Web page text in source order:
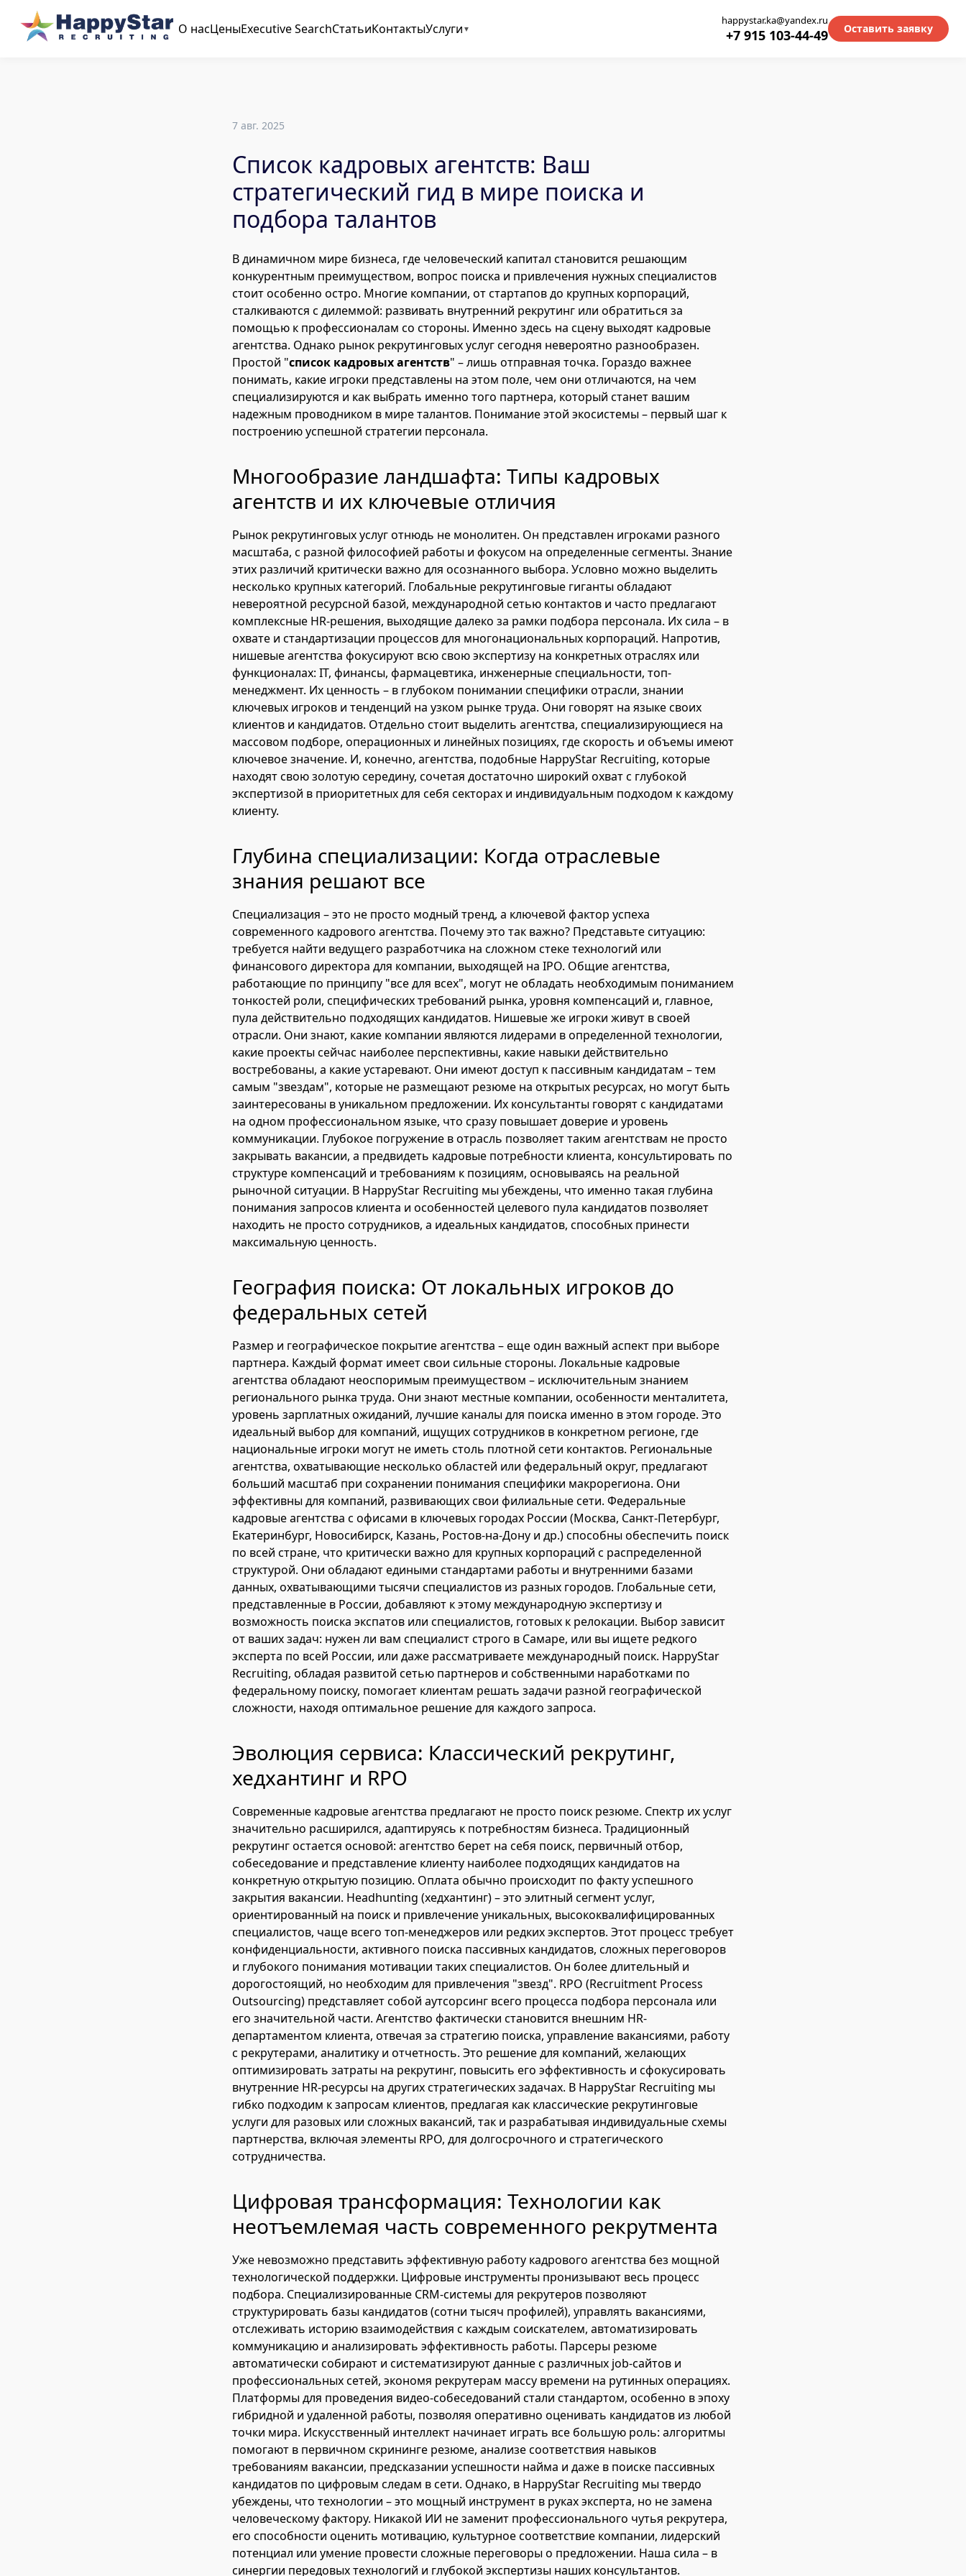
7 авг. 2025
Список кадровых агентств: Ваш
стратегический гид в мире поиска и
подбора талантов
В динамичном мире бизнеса, где человеческий капитал становится решающим
конкурентным преимуществом, вопрос поиска и привлечения нужных специалистов
стоит особенно остро. Многие компании, от стартапов до крупных корпораций,
сталкиваются с дилеммой: развивать внутренний рекрутинг или обратиться за
помощью к профессионалам со стороны. Именно здесь на сцену выходят кадровые
агентства. Однако рынок рекрутинговых услуг сегодня невероятно разнообразен.
Простой "список кадровых агентств" – лишь отправная точка. Гораздо важнее
понимать, какие игроки представлены на этом поле, чем они отличаются, на чем
специализируются и как выбрать именно того партнера, который станет вашим
надежным проводником в мире талантов. Понимание этой экосистемы – первый шаг к
построению успешной стратегии персонала.
Многообразие ландшафта: Типы кадровых
агентств и их ключевые отличия
Рынок рекрутинговых услуг отнюдь не монолитен. Он представлен игроками разного
масштаба, с разной философией работы и фокусом на определенные сегменты. Знание
этих различий критически важно для осознанного выбора. Условно можно выделить
несколько крупных категорий. Глобальные рекрутинговые гиганты обладают
невероятной ресурсной базой, международной сетью контактов и часто предлагают
комплексные HR-решения, выходящие далеко за рамки подбора персонала. Их сила – в
охвате и стандартизации процессов для многонациональных корпораций. Напротив,
нишевые агентства фокусируют всю свою экспертизу на конкретных отраслях или
функционалах: IT, финансы, фармацевтика, инженерные специальности, топ-
менеджмент. Их ценность – в глубоком понимании специфики отрасли, знании
ключевых игроков и тенденций на узком рынке труда. Они говорят на языке своих
клиентов и кандидатов. Отдельно стоит выделить агентства, специализирующиеся на
массовом подборе, операционных и линейных позициях, где скорость и объемы имеют
ключевое значение. И, конечно, агентства, подобные HappyStar Recruiting, которые
находят свою золотую середину, сочетая достаточно широкий охват с глубокой
экспертизой в приоритетных для себя секторах и индивидуальным подходом к каждому
клиенту.
Глубина специализации: Когда отраслевые
знания решают все
Специализация – это не просто модный тренд, а ключевой фактор успеха
современного кадрового агентства. Почему это так важно? Представьте ситуацию:
требуется найти ведущего разработчика на сложном стеке технологий или
финансового директора для компании, выходящей на IPO. Общие агентства,
работающие по принципу "все для всех", могут не обладать необходимым пониманием
тонкостей роли, специфических требований рынка, уровня компенсаций и, главное,
пула действительно подходящих кандидатов. Нишевые же игроки живут в своей
отрасли. Они знают, какие компании являются лидерами в определенной технологии,
какие проекты сейчас наиболее перспективны, какие навыки действительно
востребованы, а какие устаревают. Они имеют доступ к пассивным кандидатам – тем
самым "звездам", которые не размещают резюме на открытых ресурсах, но могут быть
заинтересованы в уникальном предложении. Их консультанты говорят с кандидатами
на одном профессиональном языке, что сразу повышает доверие и уровень
коммуникации. Глубокое погружение в отрасль позволяет таким агентствам не просто
закрывать вакансии, а предвидеть кадровые потребности клиента, консультировать по
структуре компенсаций и требованиям к позициям, основываясь на реальной
рыночной ситуации. В HappyStar Recruiting мы убеждены, что именно такая глубина
понимания запросов клиента и особенностей целевого пула кандидатов позволяет
находить не просто сотрудников, а идеальных кандидатов, способных принести
максимальную ценность.
География поиска: От локальных игроков до
федеральных сетей
Размер и географическое покрытие агентства – еще один важный аспект при выборе
партнера. Каждый формат имеет свои сильные стороны. Локальные кадровые
агентства обладают неоспоримым преимуществом – исключительным знанием
регионального рынка труда. Они знают местные компании, особенности менталитета,
уровень зарплатных ожиданий, лучшие каналы для поиска именно в этом городе. Это
идеальный выбор для компаний, ищущих сотрудников в конкретном регионе, где
национальные игроки могут не иметь столь плотной сети контактов. Региональные
агентства, охватывающие несколько областей или федеральный округ, предлагают
больший масштаб при сохранении понимания специфики макрорегиона. Они
эффективны для компаний, развивающих свои филиальные сети. Федеральные
кадровые агентства с офисами в ключевых городах России (Москва, Санкт-Петербург,
Екатеринбург, Новосибирск, Казань, Ростов-на-Дону и др.) способны обеспечить поиск
по всей стране, что критически важно для крупных корпораций с распределенной
структурой. Они обладают едиными стандартами работы и внутренними базами
данных, охватывающими тысячи специалистов из разных городов. Глобальные сети,
представленные в России, добавляют к этому международную экспертизу и
возможность поиска экспатов или специалистов, готовых к релокации. Выбор зависит
от ваших задач: нужен ли вам специалист строго в Самаре, или вы ищете редкого
эксперта по всей России, или даже рассматриваете международный поиск. HappyStar
Recruiting, обладая развитой сетью партнеров и собственными наработками по
федеральному поиску, помогает клиентам решать задачи разной географической
сложности, находя оптимальное решение для каждого запроса.
Эволюция сервиса: Классический рекрутинг,
хедхантинг и RPO
Современные кадровые агентства предлагают не просто поиск резюме. Спектр их услуг
значительно расширился, адаптируясь к потребностям бизнеса. Традиционный
рекрутинг остается основой: агентство берет на себя поиск, первичный отбор,
собеседование и представление клиенту наиболее подходящих кандидатов на
конкретную открытую позицию. Оплата обычно происходит по факту успешного
закрытия вакансии. Headhunting (хедхантинг) – это элитный сегмент услуг,
ориентированный на поиск и привлечение уникальных, высококвалифицированных
специалистов, чаще всего топ-менеджеров или редких экспертов. Этот процесс требует
конфиденциальности, активного поиска пассивных кандидатов, сложных переговоров
и глубокого понимания мотивации таких специалистов. Он более длительный и
дорогостоящий, но необходим для привлечения "звезд". RPO (Recruitment Process
Outsourcing) представляет собой аутсорсинг всего процесса подбора персонала или
его значительной части. Агентство фактически становится внешним HR-
департаментом клиента, отвечая за стратегию поиска, управление вакансиями, работу
с рекрутерами, аналитику и отчетность. Это решение для компаний, желающих
оптимизировать затраты на рекрутинг, повысить его эффективность и сфокусировать
внутренние HR-ресурсы на других стратегических задачах. В HappyStar Recruiting мы
гибко подходим к запросам клиентов, предлагая как классические рекрутинговые
услуги для разовых или сложных вакансий, так и разрабатывая индивидуальные схемы
партнерства, включая элементы RPO, для долгосрочного и стратегического
сотрудничества.
Цифровая трансформация: Технологии как
неотъемлемая часть современного рекрутмента
Уже невозможно представить эффективную работу кадрового агентства без мощной
технологической поддержки. Цифровые инструменты пронизывают весь процесс
подбора. Специализированные CRM-системы для рекрутеров позволяют
структурировать базы кандидатов (сотни тысяч профилей), управлять вакансиями,
отслеживать историю взаимодействия с каждым соискателем, автоматизировать
коммуникацию и анализировать эффективность работы. Парсеры резюме
автоматически собирают и систематизируют данные с различных job-сайтов и
профессиональных сетей, экономя рекрутерам массу времени на рутинных операциях.
Платформы для проведения видео-собеседований стали стандартом, особенно в эпоху
гибридной и удаленной работы, позволяя оперативно оценивать кандидатов из любой
точки мира. Искусственный интеллект начинает играть все большую роль: алгоритмы
помогают в первичном скрининге резюме, анализе соответствия навыков
требованиям вакансии, предсказании успешности найма и даже в поиске пассивных
кандидатов по цифровым следам в сети. Однако, в HappyStar Recruiting мы твердо
убеждены, что технологии – это мощный инструмент в руках эксперта, но не замена
человеческому фактору. Никакой ИИ не заменит профессионального чутья рекрутера,
его способности оценить мотивацию, культурное соответствие компании, лидерский
потенциал или умение провести сложные переговоры о предложении. Наша сила – в
синергии передовых технологий и глубокой экспертизы наших консультантов.
О насЦеныExecutive SearchСтатьиКонтактыУслуги
happystar.ka@yandex.ru
+7 915 103-44-49 Оставить заявку